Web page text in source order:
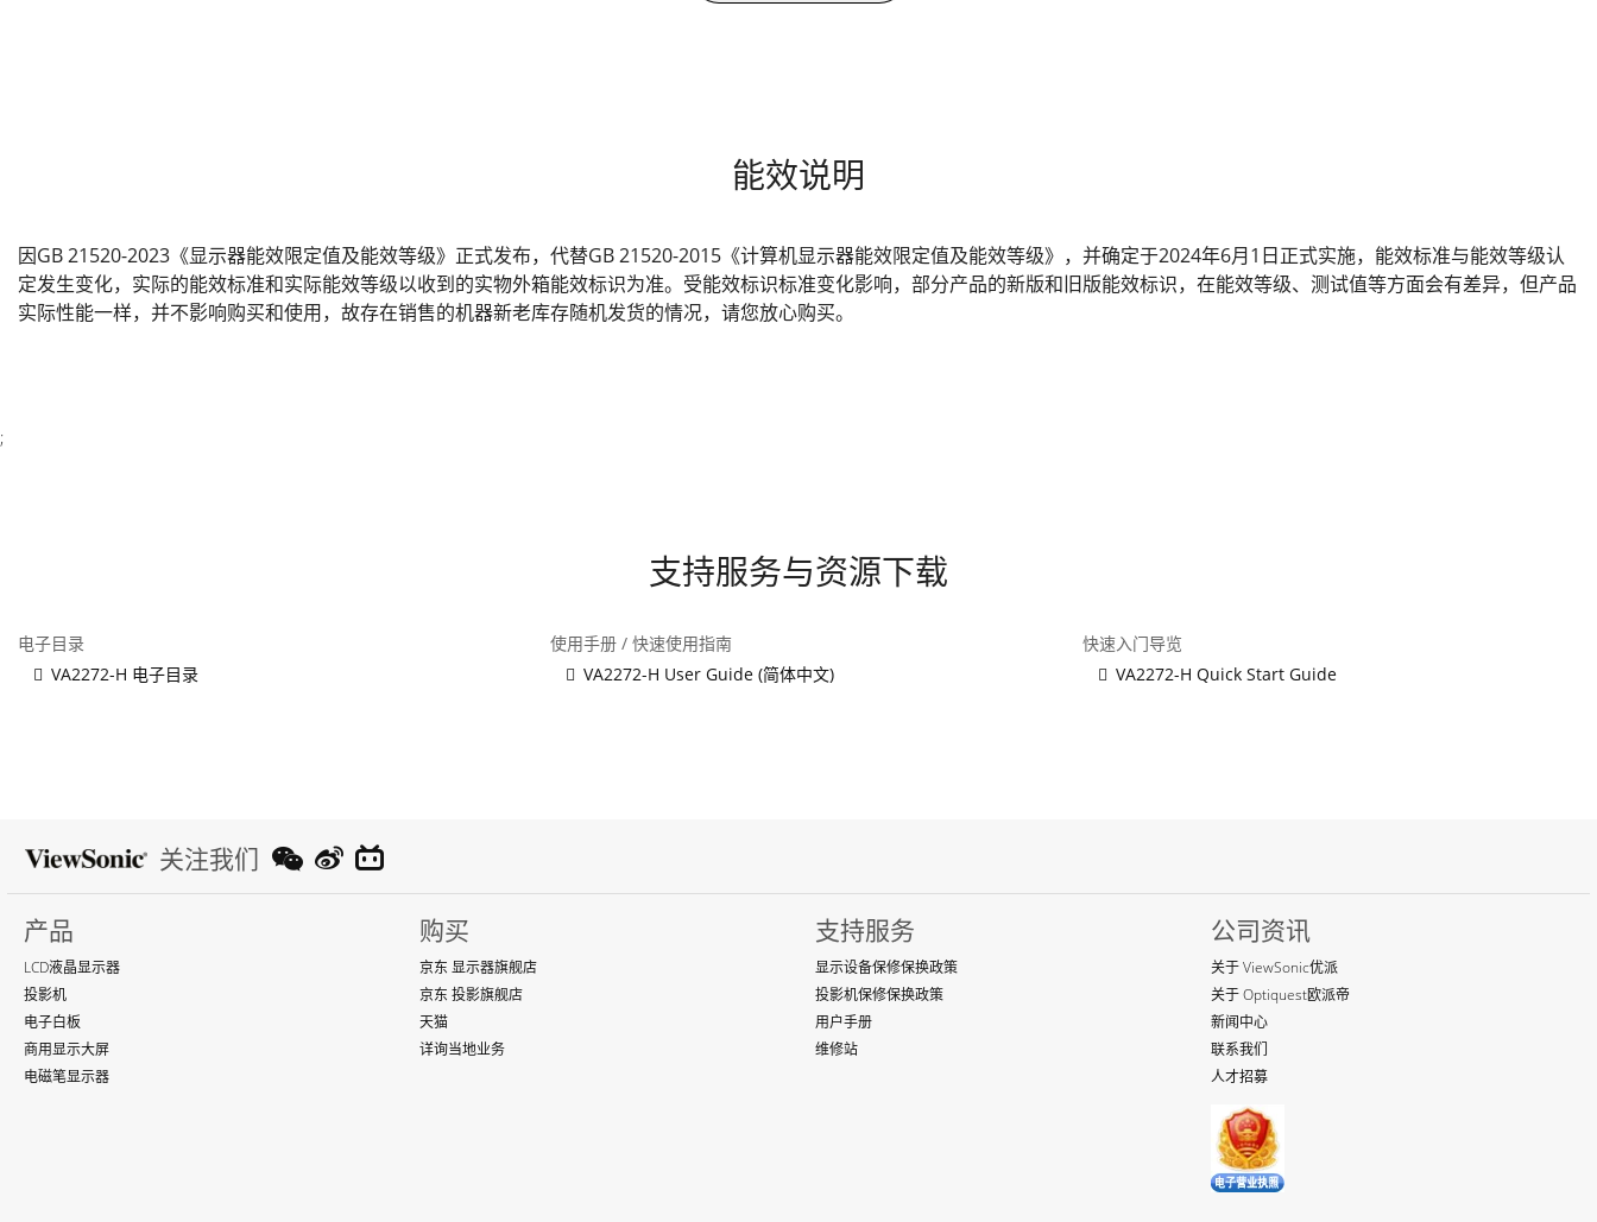
能效说明
因GB 21520-2023《显示器能效限定值及能效等级》正式发布，代替GB 21520-2015《计算机显示器能效限定值及能效等级》，并确定于2024年6月1日正式实施，能效标准与能效等级认
定发生变化，实际的能效标准和实际能效等级以收到的实物外箱能效标识为准。受能效标识标准变化影响，部分产品的新版和旧版能效标识，在能效等级、测试值等方面会有差异，但产品
实际性能一样，并不影响购买和使用，故存在销售的机器新老库存随机发货的情况，请您放心购买。
;
支持服务与资源下载
电子目录
VA2272-H 电子目录
使用手册 / 快速使用指南
VA2272-H User Guide (简体中文)
快速入门导览
VA2272-H Quick Start Guide
关注我们
产品
LCD液晶显示器
投影机
电子白板
商用显示大屏
电磁笔显示器
购买
京东 显示器旗舰店
京东 投影旗舰店
天猫
详询当地业务
支持服务
显示设备保修保换政策
投影机保修保换政策
用户手册
维修站
公司资讯
关于 ViewSonic优派
关于 Optiquest欧派帝
新闻中心
联系我们
人才招募